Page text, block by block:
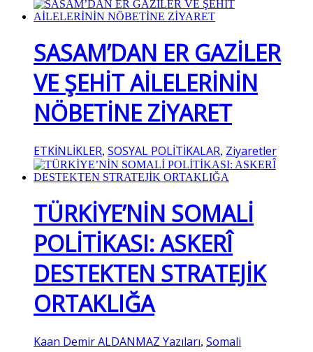
SASAM’DAN ER GAZİLER
VE ŞEHİT AİLELERİNİN
NÖBETİNE ZİYARET
ETKİNLİKLER, SOSYAL POLİTİKALAR, Ziyaretler
TÜRKİYE’NİN SOMALİ
POLİTİKASI: ASKERÎ
DESTEKTEN STRATEJİK
ORTAKLIĞA
Kaan Demir ALDANMAZ Yazıları, Somali